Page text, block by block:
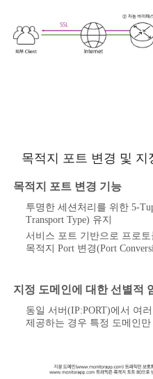
목적지 포트 변경 및
목적지 포트 변경 기능
투명한 세션처리를 위한 5-
Transport Type) 유지
서비스 포트 기반으로 프로
목적지 Port 변경(Port
지정 도메인에 대한 선별적
동일 서버(IP:PORT)에서 여
제공하는 경우 특정 도메인